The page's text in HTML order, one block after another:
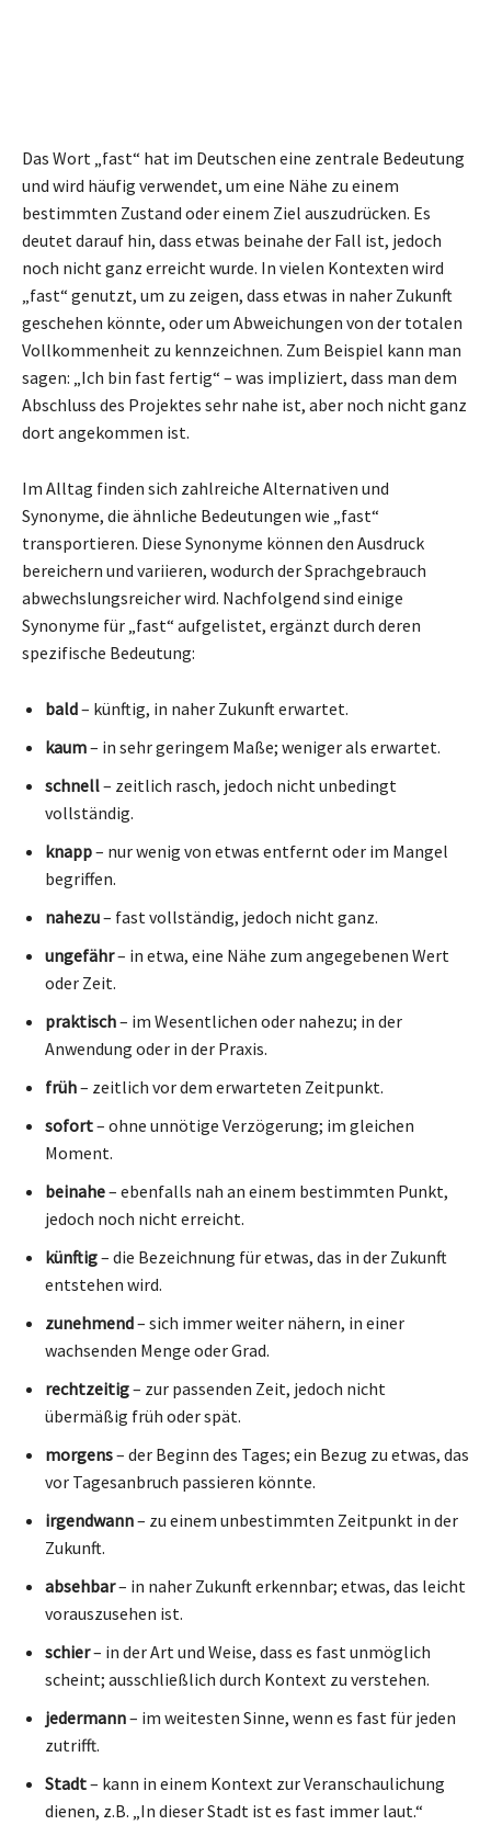
Das Wort „fast“ hat im Deutschen eine zentrale Bedeutung
und wird häufig verwendet, um eine Nähe zu einem
bestimmten Zustand oder einem Ziel auszudrücken. Es
deutet darauf hin, dass etwas beinahe der Fall ist, jedoch
noch nicht ganz erreicht wurde. In vielen Kontexten wird
„fast“ genutzt, um zu zeigen, dass etwas in naher Zukunft
geschehen könnte, oder um Abweichungen von der totalen
Vollkommenheit zu kennzeichnen. Zum Beispiel kann man
sagen: „Ich bin fast fertig“ – was impliziert, dass man dem
Abschluss des Projektes sehr nahe ist, aber noch nicht ganz
dort angekommen ist.
Im Alltag finden sich zahlreiche Alternativen und
Synonyme, die ähnliche Bedeutungen wie „fast“
transportieren. Diese Synonyme können den Ausdruck
bereichern und variieren, wodurch der Sprachgebrauch
abwechslungsreicher wird. Nachfolgend sind einige
Synonyme für „fast“ aufgelistet, ergänzt durch deren
spezifische Bedeutung:
bald– künftig, in naher Zukunft erwartet.
kaum– in sehr geringem Maße; weniger als erwartet.
schnell– zeitlich rasch, jedoch nicht unbedingt
vollständig.
knapp– nur wenig von etwas entfernt oder im Mangel
begriffen.
nahezu– fast vollständig, jedoch nicht ganz.
ungefähr– in etwa, eine Nähe zum angegebenen Wert
oder Zeit.
praktisch– im Wesentlichen oder nahezu; in der
Anwendung oder in der Praxis.
früh– zeitlich vor dem erwarteten Zeitpunkt.
sofort– ohne unnötige Verzögerung; im gleichen
Moment.
beinahe– ebenfalls nah an einem bestimmten Punkt,
jedoch noch nicht erreicht.
künftig– die Bezeichnung für etwas, das in der Zukunft
entstehen wird.
zunehmend– sich immer weiter nähern, in einer
wachsenden Menge oder Grad.
rechtzeitig– zur passenden Zeit, jedoch nicht
übermäßig früh oder spät.
morgens– der Beginn des Tages; ein Bezug zu etwas, das
vor Tagesanbruch passieren könnte.
irgendwann– zu einem unbestimmten Zeitpunkt in der
Zukunft.
absehbar– in naher Zukunft erkennbar; etwas, das leicht
vorauszusehen ist.
schier– in der Art und Weise, dass es fast unmöglich
scheint; ausschließlich durch Kontext zu verstehen.
jedermann– im weitesten Sinne, wenn es fast für jeden
zutrifft.
Stadt– kann in einem Kontext zur Veranschaulichung
dienen, z.B. „In dieser Stadt ist es fast immer laut.“